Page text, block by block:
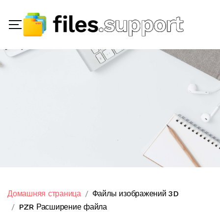
Домашняя страница
Файлы изображений 3D
PZR Расширение файла